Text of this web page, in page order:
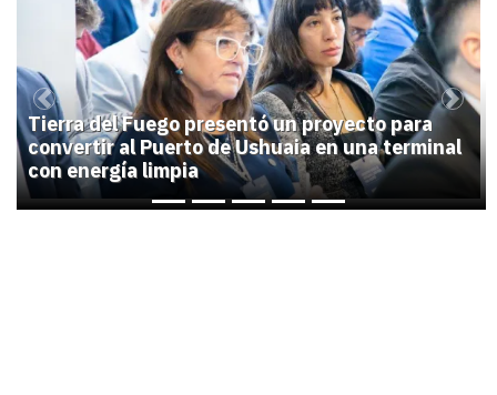
1
Tierra del Fuego presentó un proyecto para
convertir al Puerto de Ushuaia en una terminal
con energía limpia
Previous Next